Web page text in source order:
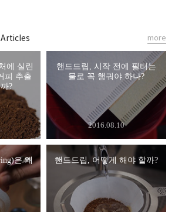
에 실린
피 추출
?
핸드드립, 시작 전에 필터는
물로 꼭 행궈야 하나?
2016.08.10
은 왜
핸드드립, 어떻게 해야 할까?
more